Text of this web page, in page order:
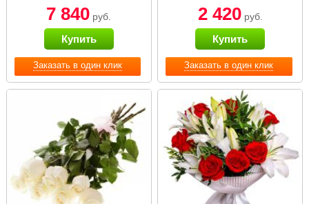
Заказать в один клик
7 840 руб.
Купить
Заказать в один клик
2 420руб.
Купить